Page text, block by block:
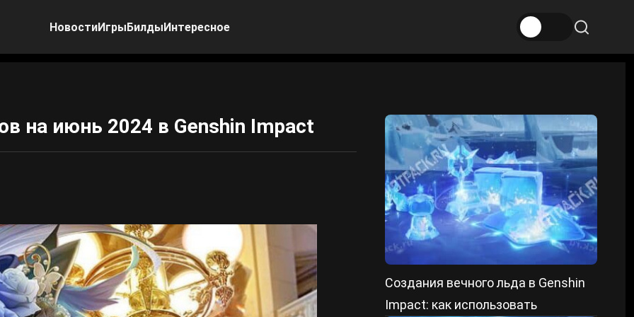
НовостиИгрыБилдыИнтересное
на июнь 2024 в Genshin Impact
Создания вечного льда в Genshin
Impact: как использовать